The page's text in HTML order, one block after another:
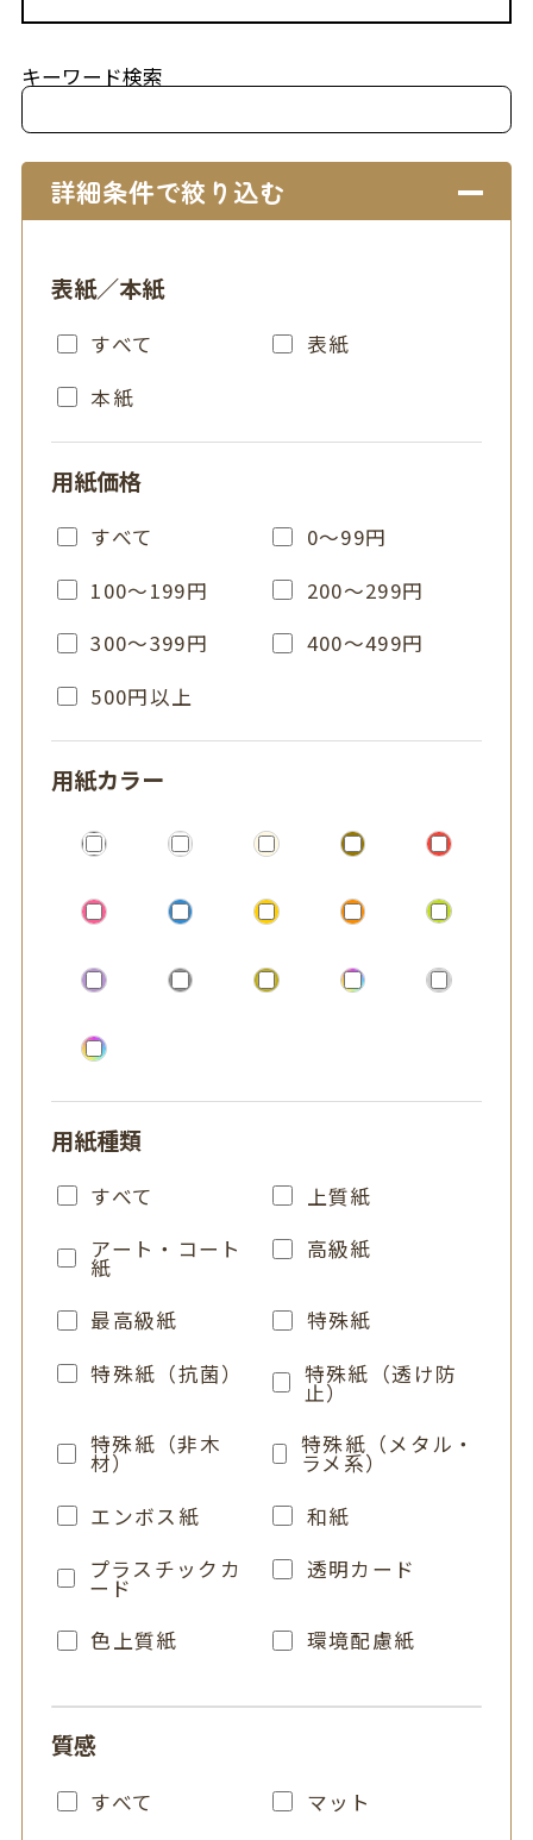
キーワード検索
詳細条件で絞り込む
表紙／本紙
すべて
表紙
本紙
用紙価格
すべて
0～99円
100～199円
200～299円
300～399円
400～499円
500円以上
用紙カラー
用紙種類
すべて
上質紙
アート・コート
紙
高級紙
最高級紙
特殊紙
特殊紙（抗菌）
特殊紙（透け防
止）
特殊紙（非木
材）
特殊紙（メタル・
ラメ系）
エンボス紙
和紙
プラスチックカ
ード
透明カード
色上質紙 環境配慮紙
質感
すべて マット